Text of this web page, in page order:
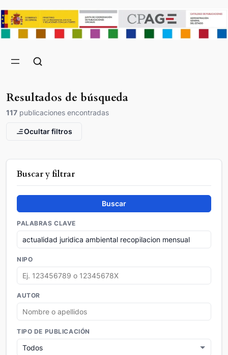
Resultados de búsqueda
117 publicaciones encontradas
Ocultar filtros
Buscar y filtrar
Buscar
PALABRAS CLAVE
NIPO
AUTOR
TIPO DE PUBLICACIÓN